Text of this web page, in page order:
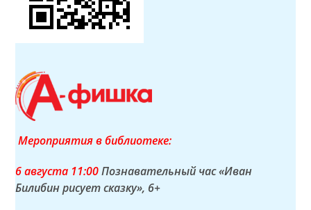
Мероприятия в библиотеке:
6 августа 11:00Познавательный час «Иван
Билибин рисует сказку», 6+